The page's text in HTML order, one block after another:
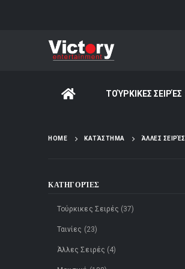
ΤΟΎΡΚΙΚΕΣ ΣΕΙΡΈΣ
HOME ΚΑΤΆΣΤΗΜΑ ΆΛΛΕΣ ΣΕΙΡΈΣ
ΚΑΤΗΓΟΡΊΕΣ
Τούρκικες Σειρές (37)
Ταινίες (23)
Άλλες Σειρές (4)